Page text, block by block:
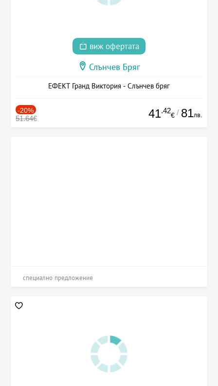
виж офертата
Слънчев Бряг
ЕФЕКТ Гранд Виктория - Слънчев бряг
-20%
51.64€ 41.42
€ / 81лв.
специално предложение